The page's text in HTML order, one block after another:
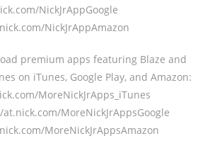
NickJrAppGoogle
NickJrAppAmazon
premium apps featuring Blaze and
on iTunes, Google Play, and Amazon:
MoreNickJrApps_iTunes
MoreNickJrAppsGoogle
MoreNickJrAppsAmazon